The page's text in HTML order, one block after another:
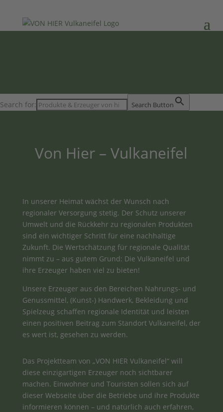
Search for: Search Button
Von Hier – Vulkaneifel
In unserer Heimat wächst der Wunsch nach
regionaler Versorgung stetig. Der Schutz unserer
Umwelt und die Rückkehr zu regionalen Produkten
sind ein wichtiger Schritt für eine nachhaltige
Zukunft. Die Wertschätzung für regionale Qualität
nimmt zu – aus gutem Grund: Die Vulkaneifel und
ihre Erzeuger haben viel zu bieten!
Unsere Erzeuger aus den Bereichen Nahrungs- und
Genussmittel, (Kunst-) Handwerk, Bekleidung und
Spielzeug schaffen regionale Identität und leisten
einen positiven Beitrag zum Standort Vulkaneifel, der
es wert ist, gesehen zu werden.
Das Projektteam von „VON HIER Vulkaneifel“ will
diese einzigartigen Erzeuger noch sichtbarer
machen. Einwohner und Touristen sollen sich auf
dieser Webseite über die Betriebe und ihre Produkte
informieren können – und natürlich auch erfahren,